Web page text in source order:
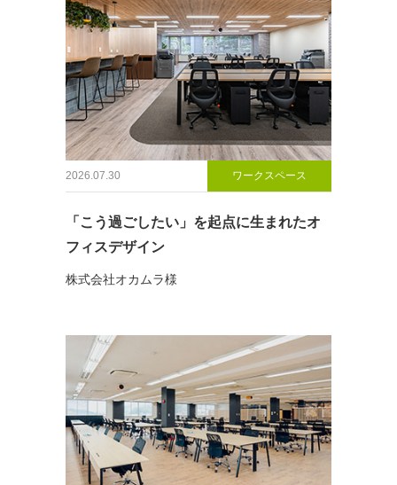
2026.07.30 ワークスペース
「こう過ごしたい」を起点に生まれたオ
フィスデザイン
株式会社オカムラ様